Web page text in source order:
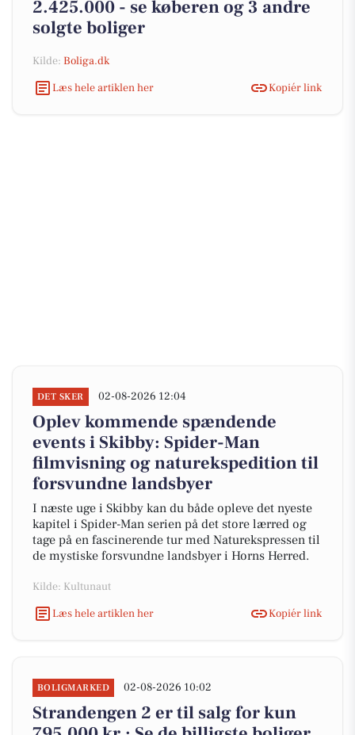
2.425.000 - se køberen og 3 andre
solgte boliger
Kilde: Boliga.dk
Læs hele artiklen her
Kopiér link
DET SKER 02-08-2026 12:04
Oplev kommende spændende
events i Skibby: Spider-Man
filmvisning og naturekspedition til
forsvundne landsbyer
I næste uge i Skibby kan du både opleve det nyeste
kapitel i Spider-Man serien på det store lærred og
tage på en fascinerende tur med Naturekspressen til
de mystiske forsvundne landsbyer i Horns Herred.
Kilde: Kultunaut
Læs hele artiklen her
Kopiér link
BOLIGMARKED 02-08-2026 10:02
Strandengen 2 er til salg for kun